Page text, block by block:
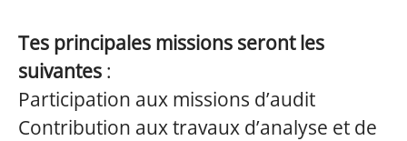
Tes principales missions seront les
suivantes :
Participation aux missions d’audit
Contribution aux travaux d’analyse et de